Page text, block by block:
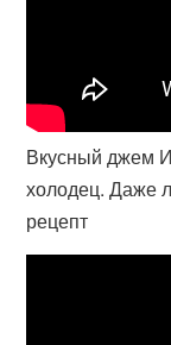
Вкусный джем
холодец. Даже
рецепт